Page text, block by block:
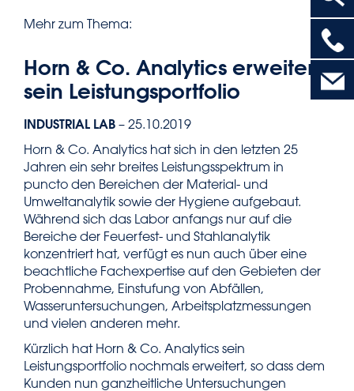
Mehr zum Thema:
Horn & Co. Analytics erweitert
sein Leistungsportfolio
INDUSTRIAL LAB – 25.10.2019
Horn & Co. Analytics hat sich in den letzten 25
Jahren ein sehr breites Leistungsspektrum in
puncto den Bereichen der Material- und
Umweltanalytik sowie der Hygiene aufgebaut.
Während sich das Labor anfangs nur auf die
Bereiche der Feuerfest- und Stahlanalytik
konzentriert hat, verfügt es nun auch über eine
beachtliche Fachexpertise auf den Gebieten der
Probennahme, Einstufung von Abfällen,
Wasseruntersuchungen, Arbeitsplatzmessungen
und vielen anderen mehr.
Kürzlich hat Horn & Co. Analytics sein
Leistungsportfolio nochmals erweitert, so dass dem
Kunden nun ganzheitliche Untersuchungen